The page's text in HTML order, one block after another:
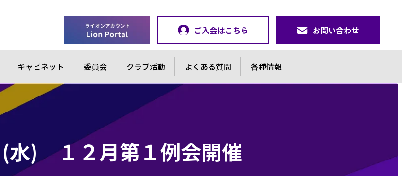
ご入会はこちら お問い合わせ
キャビネット 委員会 クラブ活動 よくある質問 各種情報
水) １２月第１例会開催